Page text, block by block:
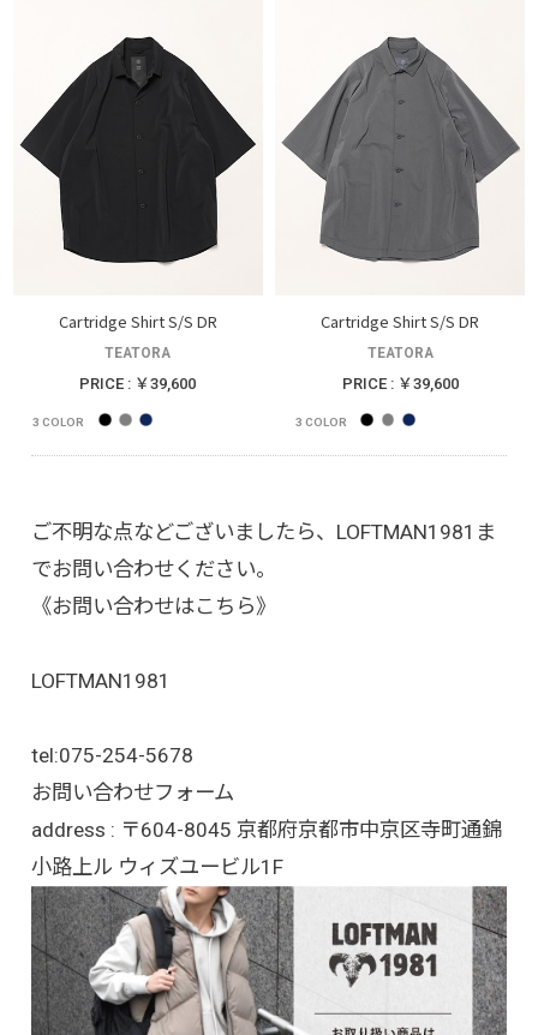
Cartridge Shirt S/S DR
TEATORA
PRICE : ￥39,600
3 COLOR
Cartridge Shirt S/S DR
TEATORA
PRICE : ￥39,600
3 COLOR
ご不明な点などございましたら、LOFTMAN1981ま
でお問い合わせください。
《お問い合わせはこちら》
LOFTMAN1981
tel:075-254-5678
お問い合わせフォーム
address : 〒604-8045 京都府京都市中京区寺町通錦
小路上ル ウィズユービル1F